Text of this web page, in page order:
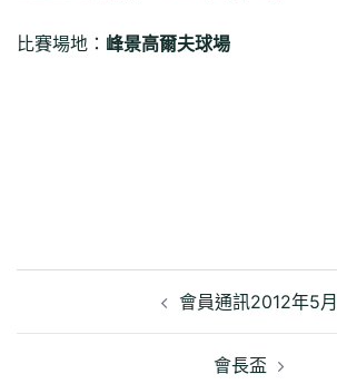
比賽場地： 峰景高爾夫球場
文
導
會員通訊2012年5月
會長盃